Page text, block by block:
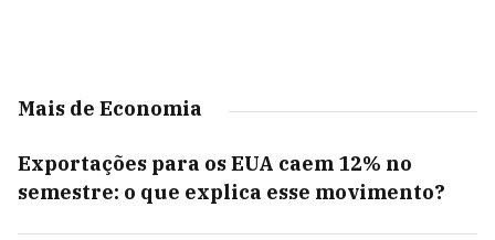
Mais de Economia
Exportações para os EUA caem 12% no
semestre: o que explica esse movimento?